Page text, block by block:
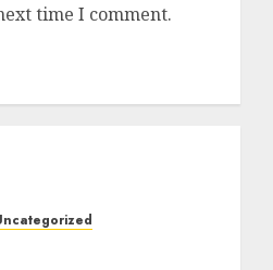
time I comment.